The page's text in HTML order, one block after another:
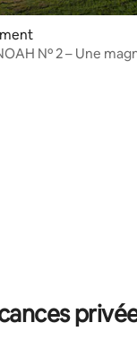
la base de 48
Nº 2 – Une